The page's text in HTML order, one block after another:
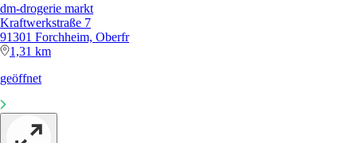
dm-drogerie markt
Kraftwerkstraße 7
91301 Forchheim, Oberfr
1,31 km
geöffnet